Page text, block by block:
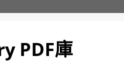
PDF庫